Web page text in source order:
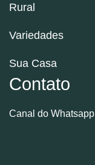
Rural
Variedades
Sua Casa
Contato
Canal do Whatsapp